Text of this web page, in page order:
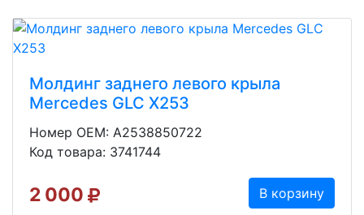
Молдинг заднего левого крыла
Mercedes GLC X253
Номер OEM: A2538850722
Код товара: 3741744
2 000 В корзину